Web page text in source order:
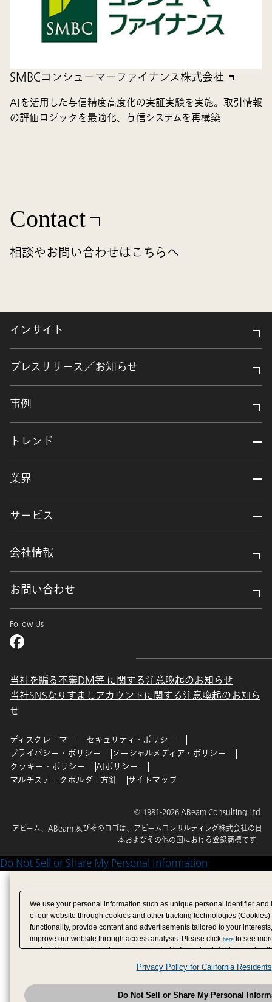
SMBCコンシューマーファイナンス株式会社
AIを活用した与信精度高度化の実証実験を実施。取引情報
の評価ロジックを最適化、与信システムを再構築
Contact
相談やお問い合わせはこちらへ
インサイト
プレスリリース／お知らせ
事例
トレンド
業界
サービス
会社情報
お問い合わせ
Follow Us
当社を騙る不審DM等 に関する注意喚起のお知らせ
当社SNSなりすましアカウントに関する注意喚起のお知ら
せ
ディスクレーマー
セキュリティ・ポリシー
プライバシー・ポリシー
ソーシャルメディア・ポリシー
クッキー・ポリシー
AIポリシー
マルチステークホルダー方針
サイトマップ
© 1981-2026 ABeam Consulting Ltd.
アビーム、ABeam 及びそのロゴは、アビームコンサルティング株式会社の日
本およびその他の国における登録商標です。
Do Not Sell or Share My Personal Information
We use your personal information such as unique personal identifier
of our website through cookies and other tracking technologies
functionality, provide content and advertisements tailored to your
improve our website through access analysis. Please click here to see
period. We may sell or share your personal information to/with our
analytics service partners. These partners may combine the data shared
have provided to them or that they have collected from your use of their
analyze and optimize advertisements delivered to you by businesses
have the right to opt out of sale or share of your personal information by
Privacy Policy for California Residents
Do Not Sell or Share My Personal